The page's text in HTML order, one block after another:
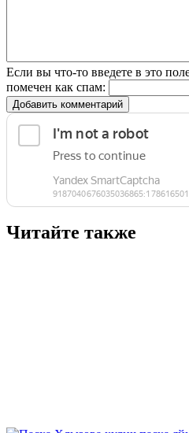
Если вы что-то введете в это
помечен как спам:
Добавить комментарий
Читайте также